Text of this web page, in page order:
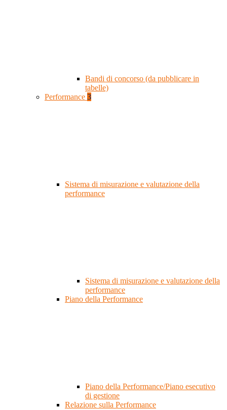
Bandi di concorso (da pubblicare in
tabelle)
Performance 3
Sistema di misurazione e valutazione della
performance
Sistema di misurazione e valutazione della
performance
Piano della Performance
Piano della Performance/Piano esecutivo
di gestione
Relazione sulla Performance